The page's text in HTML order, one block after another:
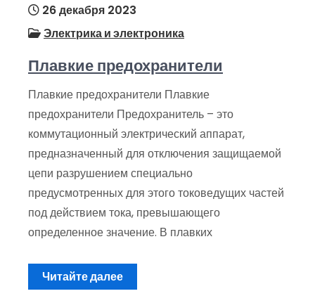
26 декабря 2023
Электрика и электроника
Плавкие предохранители
Плавкие предохранители Плавкие
предохранители Предохранитель – это
коммутационный электрический аппарат,
предназначенный для отключения защищаемой
цепи разрушением специально
предусмотренных для этого токоведущих частей
под дей­ствием тока, превышающего
определенное значение. В плавких
Читайте далее